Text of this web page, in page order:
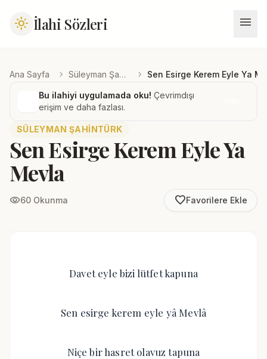
light_mode İlahi Sözleri menu
Ana Sayfa chevron_right Süleyman Şahintürk chevron_right Sen Esirge Kerem Eyle Ya
Bu ilahiyi uygulamada oku! Çevrimdışı
erişim ve daha fazlası.
SÜLEYMAN ŞAHINTÜRK
Sen Esirge Kerem Eyle Ya
Mevla
visibility60 Okunma favorite_borderFavorilere Ekle
Davet eyle bizi lütfet kapuna
Sen esirge kerem eyle yâ Mevlâ
Niçe bir hasret olavuz tapuna